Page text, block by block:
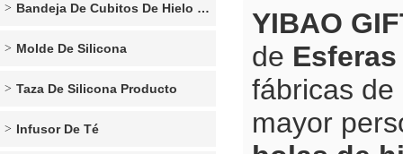
Bandeja De Cubitos De Hielo De Silicona
Molde De Silicona
Taza De Silicona Producto
Infusor De Té
YIBAO
de
fábricas de
mayor